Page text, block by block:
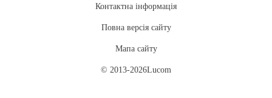
Контактна інформація
Повна версія сайту
Мапа сайту
© 2013-2026Lucom